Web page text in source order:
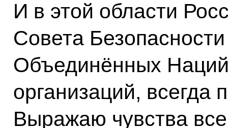
И в этой области
Совета
Объединённых
организаций, всегда
Выражаю чувства